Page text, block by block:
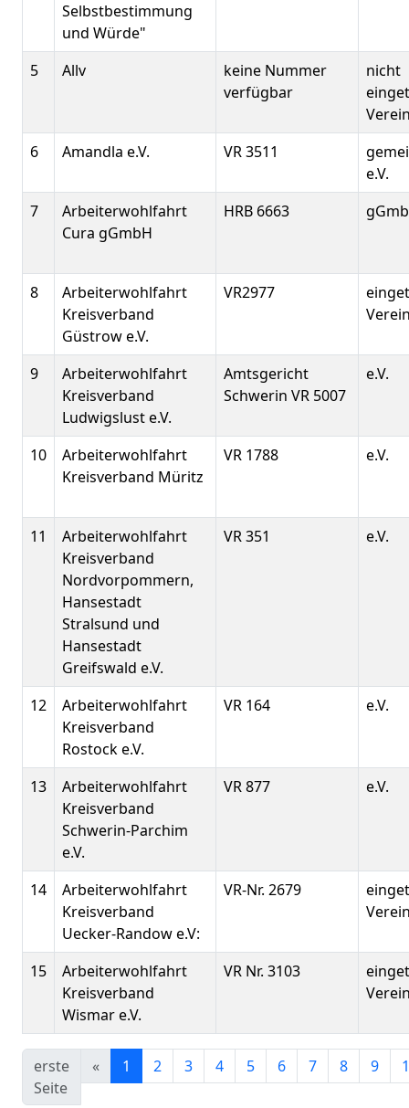
Selbstbestimmung
und Würde"
5 Allv
keine Nummer
verfügbar
nicht
6
Amandla e.V. VR 3511
e.V.
7
Arbeiterwohlfahrt
Cura gGmbH
HRB 6663
8
Arbeiterwohlfahrt
Kreisverband
Güstrow e.V.
VR2977
9
Arbeiterwohlfahrt
Kreisverband
Ludwigslust e.V.
Amtsgericht
Schwerin VR 5007
e.V.
10
Arbeiterwohlfahrt
Kreisverband Müritz
VR 1788 e.V.
11
Arbeiterwohlfahrt
Kreisverband
Nordvorpommern,
Hansestadt
Stralsund und
Hansestadt
Greifswald e.V.
VR 351 e.V.
12
Arbeiterwohlfahrt
Kreisverband
Rostock e.V.
VR 164 e.V.
13
Arbeiterwohlfahrt
Kreisverband
Schwerin-Parchim
e.V.
VR 877 e.V.
14
Arbeiterwohlfahrt
Kreisverband
Uecker-Randow e.V:
VR-Nr. 2679
15
Arbeiterwohlfahrt
Kreisverband
Wismar e.V.
VR Nr. 3103
erste
Seite
« 1 2 3 4 5 6 7 8 9